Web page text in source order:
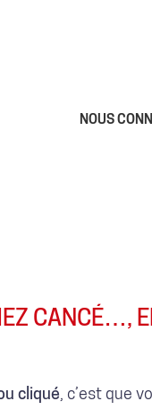
NOUS
CANCÉ…,
cliqué, c’est que